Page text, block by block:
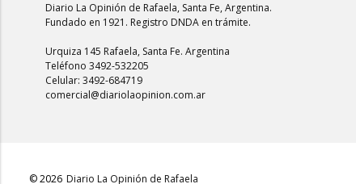
Diario La Opinión de Rafaela, Santa Fe, Argentina.
Fundado en 1921. Registro DNDA en trámite.
Urquiza 145 Rafaela, Santa Fe. Argentina
Teléfono 3492-532205
Celular: 3492-684719
comercial@diariolaopinion.com.ar
© 2026 Diario La Opinión de Rafaela